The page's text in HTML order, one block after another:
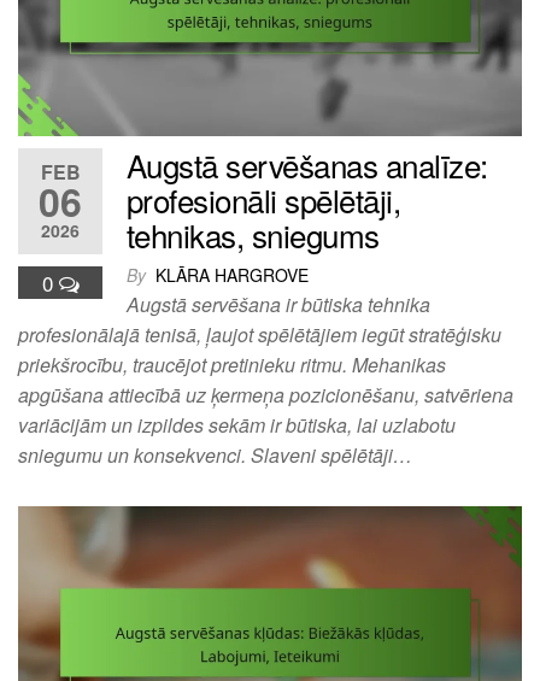
FEB
06
2026
0
Augstā servēšanas analīze:
profesionāli spēlētāji,
tehnikas, sniegums
By KLĀRA HARGROVE
Augstā servēšana ir būtiska tehnika
profesionālajā tenisā, ļaujot spēlētājiem iegūt stratēģisku
priekšrocību, traucējot pretinieku ritmu. Mehanikas
apgūšana attiecībā uz ķermeņa pozicionēšanu, satvēriena
variācijām un izpildes sekām ir būtiska, lai uzlabotu
sniegumu un konsekvenci. Slaveni spēlētāji…